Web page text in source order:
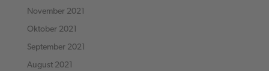
November 2021
Oktober 2021
September 2021
August 2021